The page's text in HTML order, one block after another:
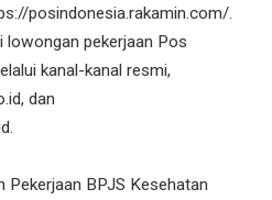
posindonesia.rakamin.com/.
lowongan pekerjaan Pos
kanal-kanal resmi,
dan
BPJS Kesehatan